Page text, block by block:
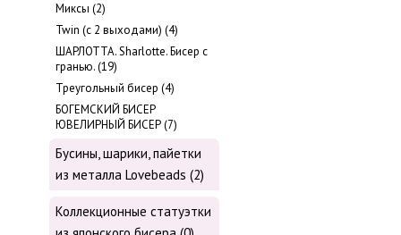
Миксы (2)
Twin (с 2 выходами) (4)
ШАРЛОТТА. Sharlotte. Бисер с
гранью. (19)
Треугольный бисер (4)
БОГЕМСКИЙ БИСЕР
ЮВЕЛИРНЫЙ БИСЕР (7)
Бусины, шарики, пайетки
из металла Lovebeads (2)
Коллекционные статуэтки